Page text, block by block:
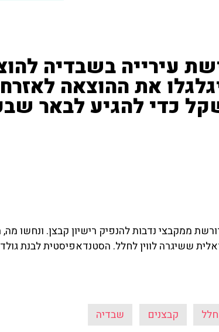
עירייה בשבדיה
את ההוצאה
10 שקל כדי להגיע
ממקבצי נדבות להנפיק רישיון קבצן. ונחשו מה,
חלל קבצנים שבדיה